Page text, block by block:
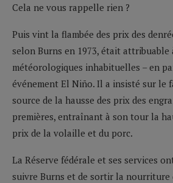
Cela ne vous rappelle rien ?
Puis vint la flambée des prix des
selon Burns en 1973, était attribuable
météorologiques inhabituelles – en
événement El Niño. Il a insisté sur le
source de la hausse des prix des
premières, entraînant à son tour la
prix de la volaille et du porc.
La Réserve fédérale et ses services
suivre Burns et de sortir la nourriture